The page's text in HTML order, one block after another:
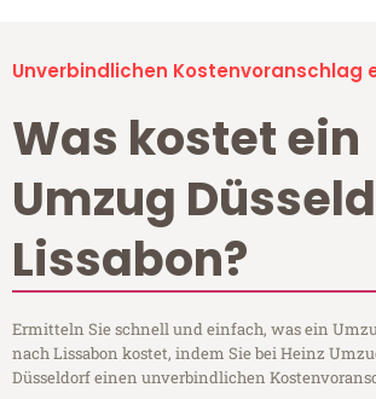
Unverbindlichen Kostenvoranschlag
Was kostet ein
Umzug
Lissabon?
Ermitteln Sie schnell und einfach, was ein
nach Lissabon kostet, indem Sie bei Heinz
Düsseldorf einen unverbindlichen